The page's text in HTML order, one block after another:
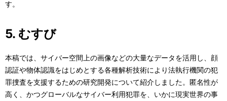
す。
5. むすび
本稿では、サイバー空間上の画像などの大量なデータを活用し、顔
認証や物体認識をはじめとする各種解析技術により法執行機関の犯
罪捜査を支援するための研究開発について紹介しました。匿名性が
高く、かつグローバルなサイバー利用犯罪を、いかに現実世界の事